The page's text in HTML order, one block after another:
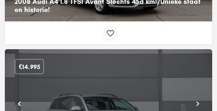
2008 Audi A4 1.8 TFSI Avant Slechts 45d km!/Unieke staat
en historie!
€14.995